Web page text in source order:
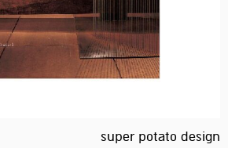
super potato design